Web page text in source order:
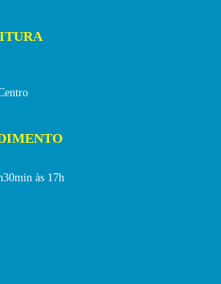
às 17h